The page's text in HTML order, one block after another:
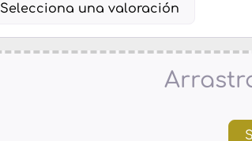
Selecciona una valoración